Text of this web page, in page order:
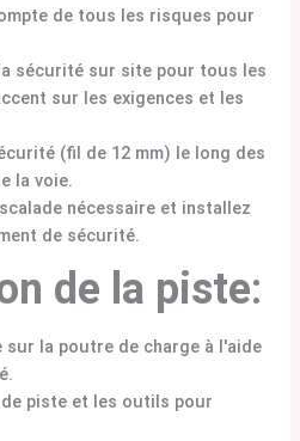
de tous les risques pour
sécurité sur site pour tous les
sur les exigences et les
(fil de 12 mm) le long des
la voie.
nécessaire et installez
de sécurité.
de la piste:
sur la poutre de charge à l'aide
piste et les outils pour